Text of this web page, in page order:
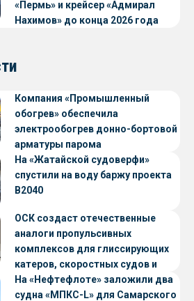
«Пермь» и крейсер «Адмирал
Нахимов» до конца 2026 года
Компания «Промышленный
обогрев» обеспечила
электрообогрев донно-бортовой
арматуры парома
«Петропавловск» проекта CNF22
На «Жатайской судоверфи»
спустили на воду баржу проекта
В2040
ОСК создаст отечественные
аналоги пропульсивных
комплексов для глиссирующих
катеров, скоростных судов и
судов с малой осадкой
На «Нефтефлоте» заложили два
судна «МПКС-L» для Самарского